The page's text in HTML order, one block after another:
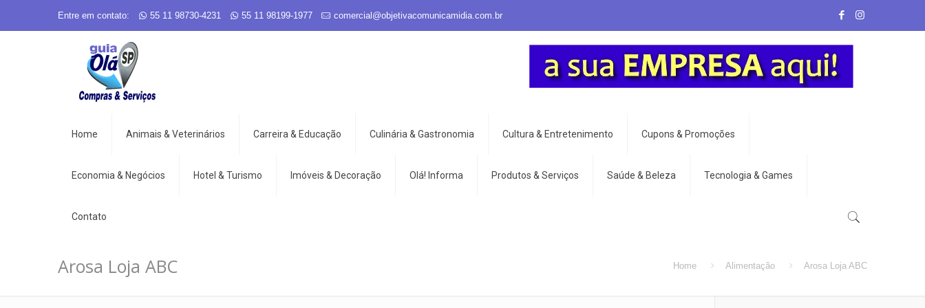
Entre em contato: 55 11 98730-4231 55 11 98199-1977 comercial@objetivacomunicamidia.com.br
Home Animais & Veterinários Carreira & Educação Culinária & Gastronomia Cultura & Entretenimento Cupons & Promoções
Economia & Negócios Hotel & Turismo Imóveis & Decoração Olá! Informa Produtos & Serviços Saúde & Beleza Tecnologia & Games
Contato
Arosa Loja ABC Home Alimentação Arosa Loja ABC